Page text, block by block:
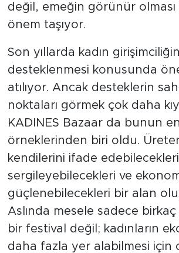
değil, emeğin görünür
önem taşıyor.
Son yıllarda kadın
desteklenmesi konusunda
atılıyor. Ancak desteklerin
noktaları görmek çok daha
KADINES Bazaar da bunun
örneklerinden biri oldu. Üreten
kendilerini ifade
sergileyebilecekleri ve
güçlenebilecekleri bir alan
Aslında mesele sadece
bir festival değil; kadınların
daha fazla yer alabilmesi için